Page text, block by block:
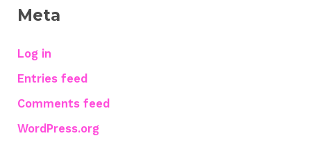
Meta
Log in
Entries feed
Comments feed
WordPress.org